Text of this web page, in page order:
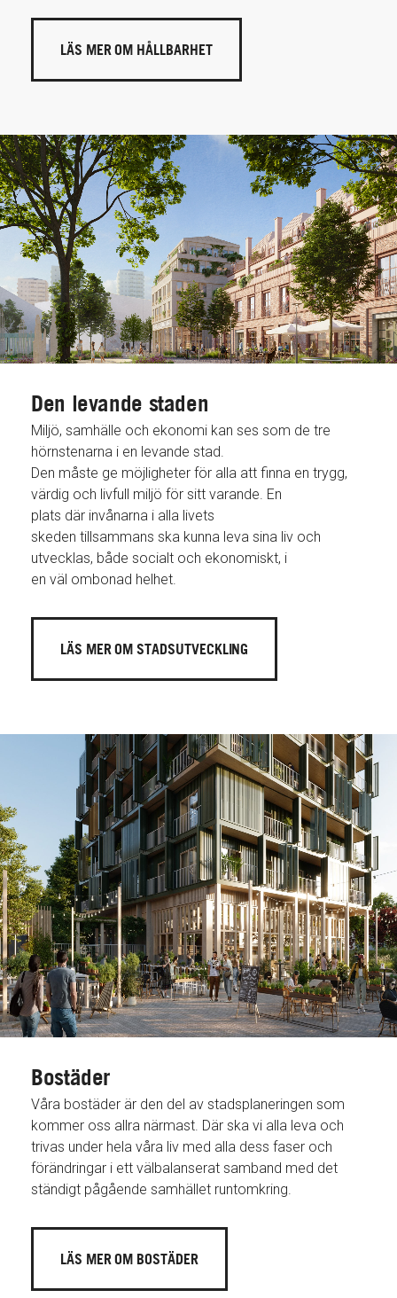
LÄS MER OM HÅLLBARHET
Den levande staden
Miljö, samhälle och ekonomi kan ses som de tre
hörnstenarna i en levande stad.
Den måste ge möjligheter för alla att finna en trygg,
värdig och livfull miljö för sitt varande. En
plats där invånarna i alla livets
skeden tillsammans ska kunna leva sina liv och
utvecklas, både socialt och ekonomiskt, i
en väl ombonad helhet.
LÄS MER OM STADSUTVECKLING
Bostäder
Våra bostäder är den del av stadsplaneringen som
kommer oss allra närmast. Där ska vi alla leva och
trivas under hela våra liv med alla dess faser och
förändringar i ett välbalanserat samband med det
ständigt pågående samhället runtomkring.
LÄS MER OM BOSTÄDER